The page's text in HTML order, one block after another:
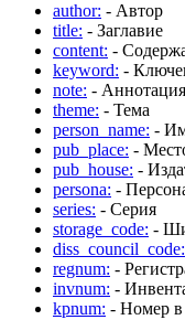
author: - Автор
title: - Заглавие
content: -
keyword: -
note: - Аннотация
theme: - Тема
person_name: -
pub_place: -
pub_house: -
persona: -
series: - Серия
storage_code: -
diss_council_code:
regnum: -
invnum: -
kpnum: - Номер в